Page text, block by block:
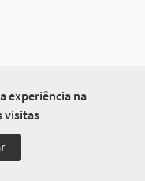
experiência na
visitas